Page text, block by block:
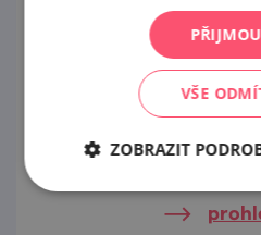
Vánoce
12. 12.
Tradiční vánoční
dětské dílničky,
medové výrobky
VŠE
ZOBRAZIT